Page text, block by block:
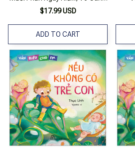
Cẩn Thận!
$17.99 USD
ADD TO CART